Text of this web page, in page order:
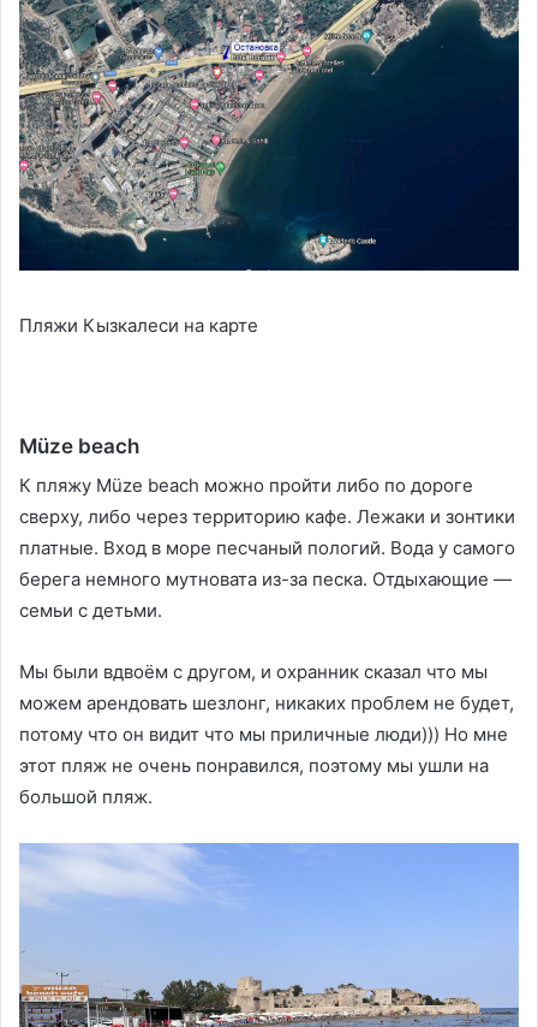
Пляжи Кызкалеси на карте
Müze beach
К пляжу Müze beach можно пройти либо по дороге
сверху, либо через территорию кафе. Лежаки и зонтики
платные. Вход в море песчаный пологий. Вода у самого
берега немного мутновата из-за песка. Отдыхающие —
семьи с детьми.
Мы были вдвоём с другом, и охранник сказал что мы
можем арендовать шезлонг, никаких проблем не будет,
потому что он видит что мы приличные люди))) Но мне
этот пляж не очень понравился, поэтому мы ушли на
большой пляж.